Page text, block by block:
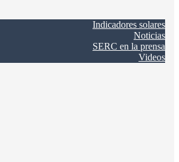
Indicadores solares
Noticias
SERC en la prensa
Videos